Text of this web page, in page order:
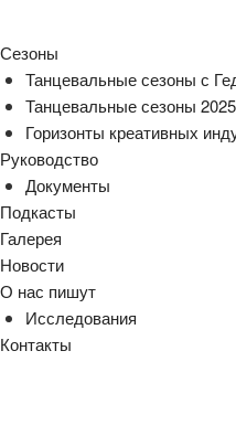
Сезоны
Танцевальные сезоны с
Танцевальные сезоны 2025
Горизонты креативных
Руководство
Документы
Подкасты
Галерея
Новости
О нас пишут
Исследования
Контакты